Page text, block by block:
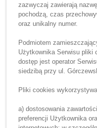
zazwyczaj zawierają
pochodzą, czas
oraz unikalny numer.
Podmiotem
Użytkownika Serwisu pliki
dostęp jest operator
siedzibą przy ul.
Pliki cookies
a) dostosowania
preferencji Użytkownika